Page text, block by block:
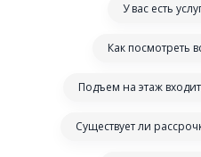
У вас есть
Как посмотреть
Подъем на этаж
Существует ли